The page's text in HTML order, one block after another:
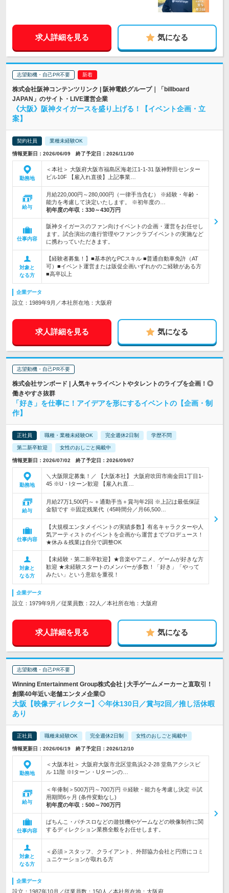
求人詳細を見る 気になる
志望動機・自己PR不要
株式会社阪神コンテンツリンク | 阪神電鉄グループ｜「billboard
JAPAN」のサイト・LIVE運営企業
《大阪》阪神タイガースを盛り上げる！【イベント企画・立
案】
契約社員 業種未経験OK
情報更新日：2026/06/09 終了予定日：2026/11/30
勤務地
＜本社＞ 大阪府大阪市福島区海老江1-1-31 阪神野田センター
ビル10F 【雇入れ直後】上記事業…
給与
月給220,000円～280,000円（一律手当含む） ※経験・年齢・
能力を考慮して決定いたします。 ※初年度の…
初年度の年収： 330～430万円
仕事内容
阪神タイガースのファン向けイベントの企画・運営をお任せし
ます。試合演出の進行管理やファンクラブイベントの実施など
に携わっていただきます。
対象と
なる方
【経験者募集！】■基本的なPCスキル ■普通自動車免許（AT
可）■イベント運営または販促企画いずれかのご経験がある方
■高卒以上
企業データ
設立：1989年9月／本社所在地：大阪府
求人詳細を見る 気になる
志望動機・自己PR不要
株式会社サンボード | 人気キャライベントやタレントのライブを企画！◎
働きやすさ抜群
「好き」を仕事に！アイデアを形にするイベントの【企画・制
作】
正社員 職種・業種未経験OK 完全週休2日制 学歴不問
第二新卒歓迎 女性のおしごと掲載中
情報更新日：2026/07/02 終了予定日：2026/09/07
勤務地
＼大阪限定募集！／ 【大阪本社】 大阪府吹田市南金田1丁目1-
45 ※U・Iターン歓迎 【雇入れ直…
給与
月給27万1,500円～＋通勤手当＋賞与年2回 ※上記は最低保証
金額です ※固定残業代（45時間分／月66,500…
仕事内容
【大規模エンタメイベントの実績多数】有名キャラクターや人
気アーティストのイベントを企画から運営までプロデュース！
★休み＆残業は自分で調整OK
対象と
なる方
【未経験・第二新卒歓迎】★音楽やアニメ、ゲームが好きな方
歓迎 ★未経験スタートのメンバーが多数！「好き」「やって
みたい」という意欲を重視！
企業データ
設立：1979年9月／従業員数：22人／本社所在地：大阪府
求人詳細を見る 気になる
志望動機・自己PR不要
Winning Entertainment Group株式会社 | 大手ゲームメーカーと直取引！
創業40年近い老舗エンタメ企業◎
大阪【映像ディレクター】◇年休130日／賞与2回／推し活休暇
あり
正社員 職種未経験OK 完全週休2日制 女性のおしごと掲載中
情報更新日：2026/06/19 終了予定日：2026/12/10
勤務地
＜大阪本社＞ 大阪府大阪市北区堂島浜2-2-28 堂島アクシスビ
ル 11階 ※Iターン・Uターンの…
給与
＜年俸制＞500万円～700万円 ※経験・能力を考慮し決定 ※試
用期間6ヶ月 (条件変動なし)
初年度の年収： 500～700万円
仕事内容
ぱちんこ・パチスロなどの遊技機やゲームなどの映像制作に関
するディレクション業務全般をお任せします。
対象と
なる方
＜必須＞スタッフ、クライアント、外部協力会社と円滑にコミ
ュニケーションが取れる方
企業データ
設立：1987年10月／従業員数：150人／本社所在地：大阪府